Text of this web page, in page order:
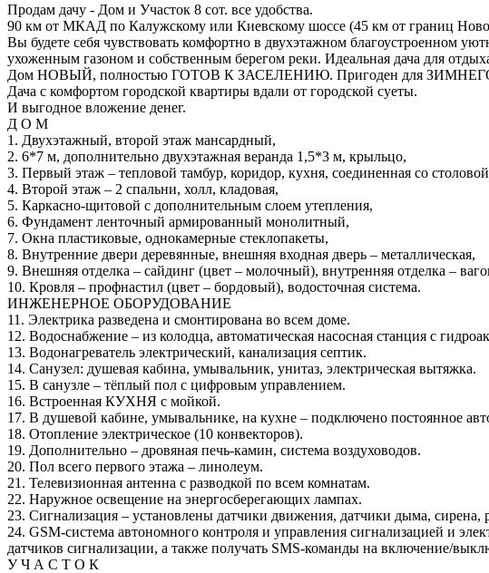
Продам дачу - Дом и Участок 8 сот. все удобства.
90 км от МКАД по Калужскому или Киевскому шоссе (45 км от границ
Вы будете себя чувствовать комфортно в двухэтажном благоустроенном
ухоженным газоном и собственным берегом реки. Идеальная дача для
Дом НОВЫЙ, полностью ГОТОВ К ЗАСЕЛЕНИЮ. Пригоден для
Дача с комфортом городской квартиры вдали от городской суеты.
И выгодное вложение денег.
Д О М
1. Двухэтажный, второй этаж мансардный,
2. 6*7 м, дополнительно двухэтажная веранда 1,5*3 м, крыльцо,
3. Первый этаж – тепловой тамбур, коридор, кухня, соединенная со
4. Второй этаж – 2 спальни, холл, кладовая,
5. Каркасно-щитовой с дополнительным слоем утепления,
6. Фундамент ленточный армированный монолитный,
7. Окна пластиковые, однокамерные стеклопакеты,
8. Внутренние двери деревянные, внешняя входная дверь – металлическая,
9. Внешняя отделка – сайдинг (цвет – молочный), внутренняя отделка –
10. Кровля – профнастил (цвет – бордовый), водосточная система.
ИНЖЕНЕРНОЕ ОБОРУДОВАНИЕ
11. Электрика разведена и смонтирована во всем доме.
12. Водоснабжение – из колодца, автоматическая насосная станция с
13. Водонагреватель электрический, канализация септик.
14. Санузел: душевая кабина, умывальник, унитаз, электрическая вытяжка.
15. В санузле – тёплый пол с цифровым управлением.
16. Встроенная КУХНЯ с мойкой.
17. В душевой кабине, умывальнике, на кухне – подключено постоянное
18. Отопление электрическое (10 конвекторов).
19. Дополнительно – дровяная печь-камин, система воздуховодов.
20. Пол всего первого этажа – линолеум.
21. Телевизионная антенна с разводкой по всем комнатам.
22. Наружное освещение на энергосберегающих лампах.
23. Сигнализация – установлены датчики движения, датчики дыма, сирена,
24. GSM-система автономного контроля и управления сигнализацией и
датчиков сигнализации, а также получать SMS-команды на включение/
У Ч А С Т О К